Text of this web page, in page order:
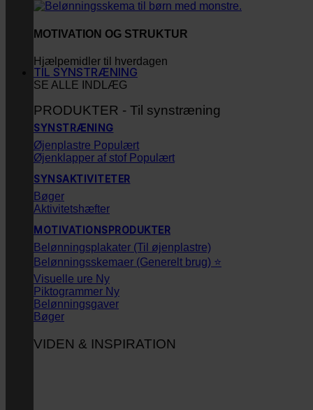
MOTIVATION OG STRUKTUR
Hjælpemidler til hverdagen
SE ALLE INDLÆG
TIL SYNSTRÆNING
PRODUKTER - Til synstræning
SYNSTRÆNING
Øjenplastre
Øjenklapper af stof
SYNSAKTIVITETER
Bøger
Aktivitetshæfter
MOTIVATIONSPRODUKTER
Belønningsplakater (Til øjenplastre)
Belønningsskemaer (Generelt brug) ⭐
Visuelle ure
Piktogrammer
Belønningsgaver
Bøger
VIDEN & INSPIRATION